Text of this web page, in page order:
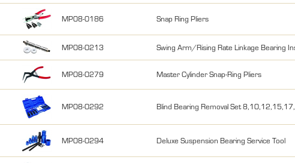
MP08-0186 Snap Ring Pliers
MP08-0213 Swing Arm/Rising Rate Linkage Bearing
MP08-0279 Master Cylinder Snap-Ring Pliers
MP08-0292 Blind Bearing Removal Set
MP08-0294 Deluxe Suspension Bearing Service Tool